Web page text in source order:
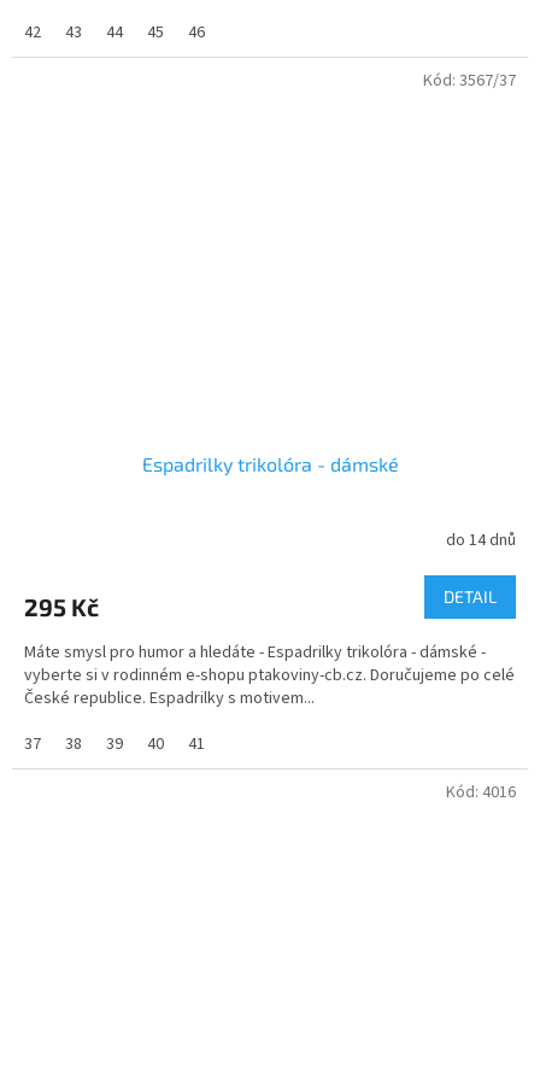
42
43 44 45 46
Espadrilky trikolóra - dámské
do 14 dnů
295 Kč DETAIL
Máte smysl pro humor a hledáte - Espadrilky trikolóra - dámské -
vyberte si v rodinném e-shopu ptakoviny-cb.cz. Doručujeme po celé
České republice. Espadrilky s motivem...
37
38 39 40 41
Kód: 3567/37
Kód: 4016